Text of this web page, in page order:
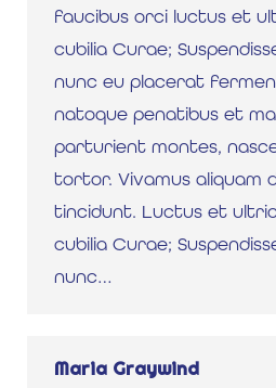
faucibus orci luctus et
cubilia Curae;
nunc eu placerat
natoque penatibus et
parturient montes,
tortor. Vivamus aliquam
tincidunt. Luctus et
cubilia Curae;
nunc…
Maria Graywind